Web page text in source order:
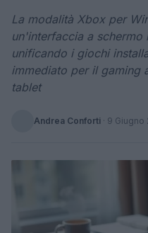
La modalità Xbox per
un'interfaccia a schermo
unificando i giochi
immediato per il gaming
tablet
Andrea Conforti · 9 Giugno